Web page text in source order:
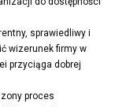
sprawiedliwy i
wizerunek firmy w
przyciąga dobrej
proces